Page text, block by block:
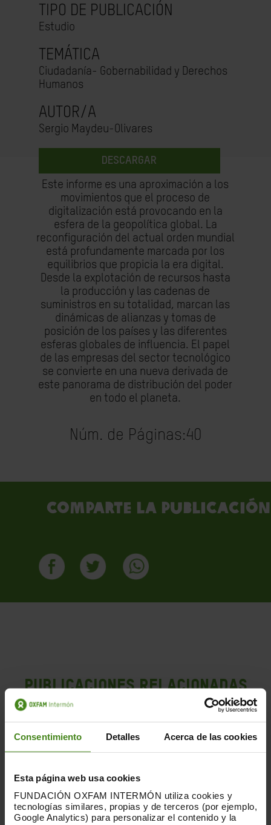
Consentimiento Detalles Acerca de las cookies
Esta página web usa cookies
FUNDACIÓN OXFAM INTERMÓN utiliza cookies y
tecnologías similares, propias y de terceros (por ejemplo,
Google Analytics) para personalizar el contenido y la
TIPO DE PUBLICACIÓN
Estudio
TEMÁTICA
Ciudadanía- Gobernabilidad y Derechos
Humanos
AUTOR/A
Sergio Maydeu-Olivares
DESCARGAR
Este informe es una aproximación a los
movimientos que el proceso de
digitalización está provocando en la
esfera de la geopolítica global. La
reconfiguración del actual orden mundial
está profundamente marcada por los
equilibrios que propicia la era digital.
Desde la explotación de recursos hasta
la producción y las cadenas de
suministros en su totalidad, marcan las
dinámicas de alianzas y tomas de
posición de los países y las diferentes
esferas globales de influencia. El papel
de las empresas del sector tecnológico
se convierte en una nueva derivada de
este panorama de distribución del poder
en todo el planeta.
Núm. de Páginas:40
Comparte la publicación
PUBLICACIONES RELACIONADAS